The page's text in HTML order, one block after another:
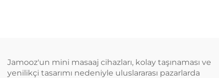
Jamooz'un mini masaaj cihazları, kolay taşınaması ve
yenilikçi tasarımı nedeniyle uluslararası pazarlarda